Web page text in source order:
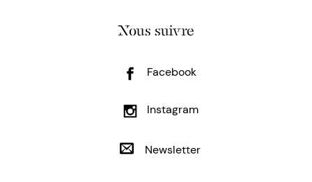
Nous suivre
Facebook
Instagram
Newsletter